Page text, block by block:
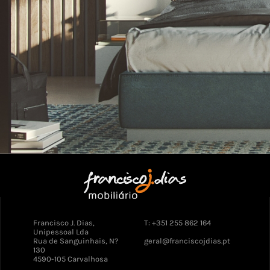
Francisco J. Dias,
Unipessoal Lda
Rua de Sanguinhais, N?
130
4590-105 Carvalhosa
T: +351 255 862 164
geral@franciscojdias.pt